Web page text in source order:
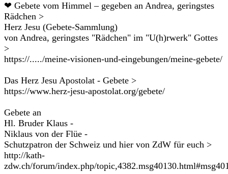
❤ Gebete vom Himmel – gegeben an Andrea, geringstes
Rädchen >
Herz Jesu (Gebete-Sammlung)
von Andrea, geringstes "Rädchen" im "U(h)rwerk" Gottes
>
https://...../meine-visionen-und-eingebungen/meine-gebete/
Das Herz Jesu Apostolat - Gebete >
https://www.herz-jesu-apostolat.org/gebete/
Gebete an
Hl. Bruder Klaus -
Niklaus von der Flüe -
Schutzpatron der Schweiz und hier von ZdW für euch >
http://kath-
zdw.ch/forum/index.php/